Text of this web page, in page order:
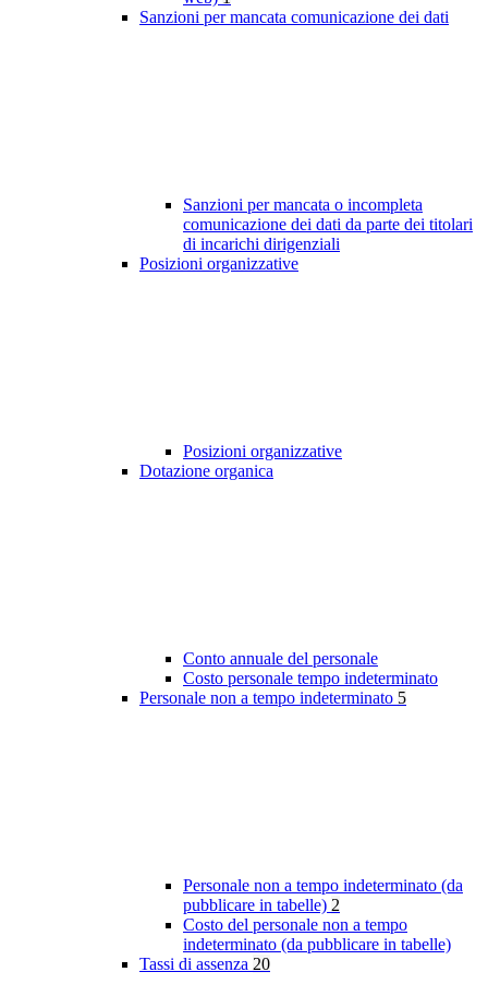
Sanzioni per mancata comunicazione dei dati
Sanzioni per mancata o incompleta
comunicazione dei dati da parte dei titolari
di incarichi dirigenziali
Posizioni organizzative
Posizioni organizzative
Dotazione organica
Conto annuale del personale
Costo personale tempo indeterminato
Personale non a tempo indeterminato 5
Personale non a tempo indeterminato (da
pubblicare in tabelle) 2
Costo del personale non a tempo
indeterminato (da pubblicare in tabelle)
Tassi di assenza 20